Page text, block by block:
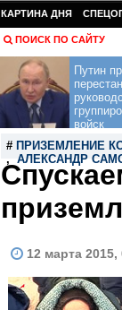
КАРТИНА ДНЯ
ПОИСК ПО САЙТУ
Путин
войск
# ПРИЗЕМЛЕНИЕ
, АЛЕКСАНДР
12 марта 2015,